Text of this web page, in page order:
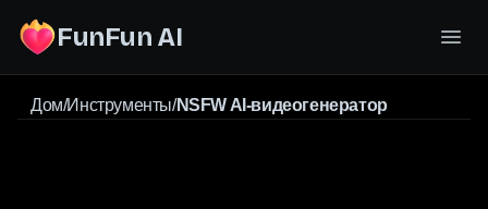
FunFun AI
Дом/Инструменты/NSFW AI-видеогенератор